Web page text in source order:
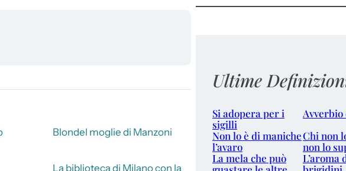
Blondel moglie di Manzoni
La biblioteca di Milano con la
Ultime
Si adopera per i
sigilli
Non lo è di maniche
l’avaro
Chi non
non lo
La mela che può
L’aroma